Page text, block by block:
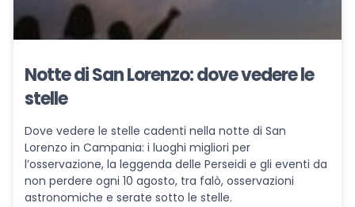
Notte di San Lorenzo: dove vedere le
stelle
Dove vedere le stelle cadenti nella notte di San
Lorenzo in Campania: i luoghi migliori per
l’osservazione, la leggenda delle Perseidi e gli eventi da
non perdere ogni 10 agosto, tra falò, osservazioni
astronomiche e serate sotto le stelle.